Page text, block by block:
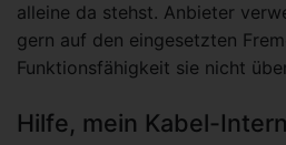
alleine da stehst. Anbieter
gern auf den eingesetzten
Funktionsfähigkeit sie nicht
Hilfe, mein Kabel-